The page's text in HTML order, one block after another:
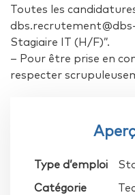
Toutes les
Stagiaire IT (H/F)”.
– Pour être prise en
respecter
Type d’emploi
Catégorie